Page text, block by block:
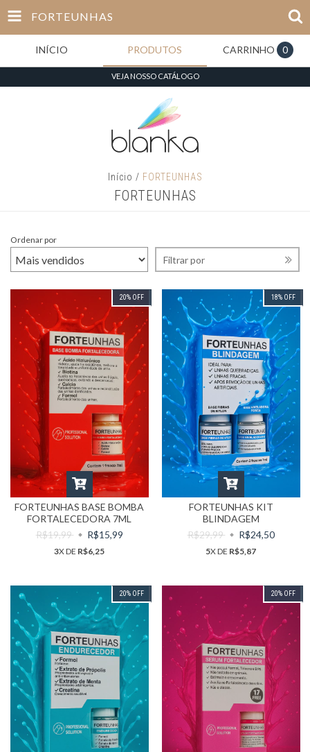
FORTEUNHAS
INÍCIO PRODUTOS CARRINHO 0
VEJA NOSSO CATÁLOGO
Início / FORTEUNHAS
FORTEUNHAS
Ordenar por
Filtrar por
20% OFF
FORTEUNHAS BASE BOMBA
FORTALECEDORA 7ML
R$19,99
R$15,99
3X DE R$6,25
18% OFF
FORTEUNHAS KIT
BLINDAGEM
R$29,99
R$24,50
5X DE R$5,87
20% OFF 20% OFF